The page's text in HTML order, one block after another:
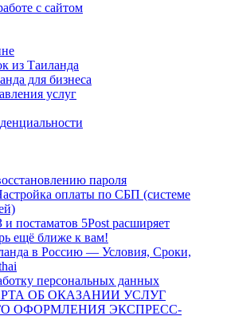
с сайтом
из Таиланда
для бизнеса
услуг
пароля
оплаты по СБП (системе
постаматов 5Post расширяет
ещё ближе к вам!
в Россию — Условия, Сроки,
персональных данных
ОБ ОКАЗАНИИ УСЛУГ
ОФОРМЛЕНИЯ ЭКСПРЕСС-